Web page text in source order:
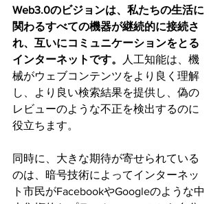
Web3.0のビジョンは、私たちの生活に
関わるすべての機器が継続的に接続さ
れ、互いにコミュニケーションをとる
インターネットです。
人工知能は、機
械がウェブコンテンツをより良く理解
し、より良い検索結果を提供し、偽の
レビューのような不正を検出するのに
役立ちます。
同時に、大きな期待が寄せられている
のは、暗号技術によってインターネッ
ト市民がFacebookやGoogleのような中